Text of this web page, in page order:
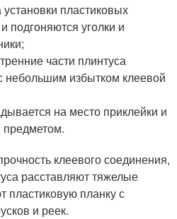
пластиковых
подгоняются уголки и
части плинтуса
небольшим избытком клеевой
на место приклейки и
клеевого соединения,
расставляют тяжелые
пластиковую планку с
и реек.